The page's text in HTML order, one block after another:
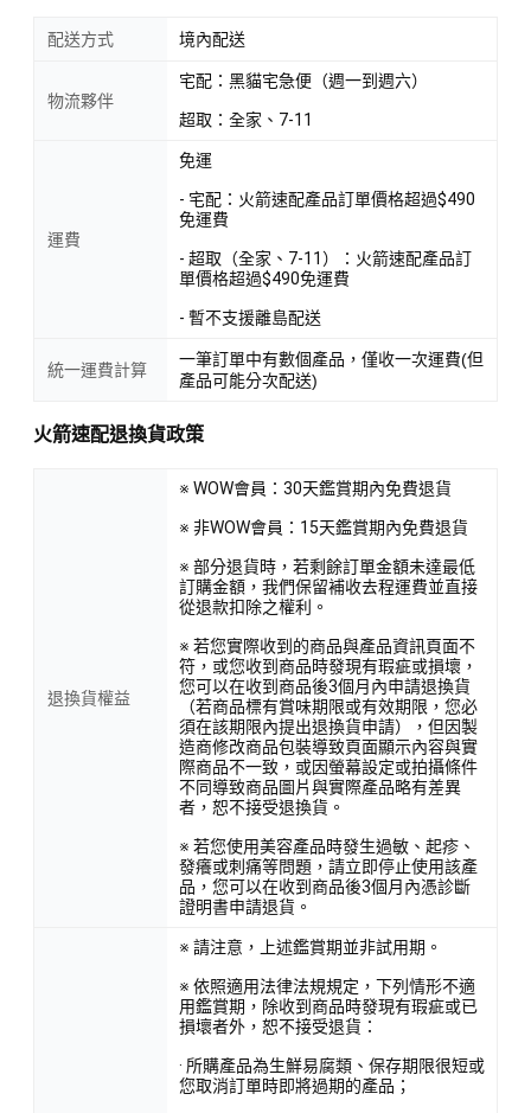
配送方式 境內配送
物流夥伴
宅配：黑貓宅急便（週一到週六）
超取：全家、7-11
運費
免運
- 宅配：火箭速配產品訂單價格超過$490
免運費
- 超取（全家、7-11）：火箭速配產品訂
單價格超過$490免運費
- 暫不支援離島配送
統一運費計算
一筆訂單中有數個產品，僅收一次運費(但
產品可能分次配送)
火箭速配退換貨政策
退換貨權益
※ WOW會員：30天鑑賞期內免費退貨
※ 非WOW會員：15天鑑賞期內免費退貨
※ 部分退貨時，若剩餘訂單金額未達最低
訂購金額，我們保留補收去程運費並直接
從退款扣除之權利。
※ 若您實際收到的商品與產品資訊頁面不
符，或您收到商品時發現有瑕疵或損壞，
您可以在收到商品後3個月內申請退換貨
（若商品標有賞味期限或有效期限，您必
須在該期限內提出退換貨申請），但因製
造商修改商品包裝導致頁面顯示內容與實
際商品不一致，或因螢幕設定或拍攝條件
不同導致商品圖片與實際產品略有差異
者，恕不接受退換貨。
※ 若您使用美容產品時發生過敏、起疹、
發癢或刺痛等問題，請立即停止使用該產
品，您可以在收到商品後3個月內憑診斷
證明書申請退貨。
※ 請注意，上述鑑賞期並非試用期。
※ 依照適用法律法規規定，下列情形不適
用鑑賞期，除收到商品時發現有瑕疵或已
損壞者外，恕不接受退貨：
· 所購產品為生鮮易腐類、保存期限很短或
您取消訂單時即將過期的產品；